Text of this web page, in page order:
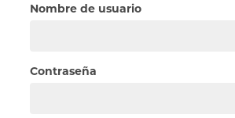
Nombre de usuario
Contraseña